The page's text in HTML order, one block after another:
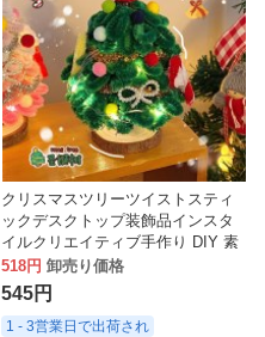
クリスマスツリーツイストスティ
ックデスクトップ装飾品インスタ
イルクリエイティブ手作り DIY 素
材パッケージギフト卸売
518円 卸売り価格
545円
1 - 3営業日で出荷され